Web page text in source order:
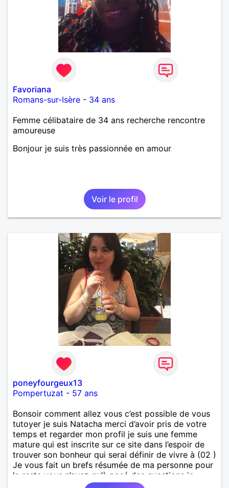
Favoriana
Romans-sur-Isère - 34 ans
Femme célibataire de 34 ans recherche rencontre
amoureuse
Bonjour je suis très passionnée en amour
Voir le profil
poneyfourgeux13
Pompertuzat - 57 ans
Bonsoir comment allez vous c’est possible de vous
tutoyer je suis Natacha merci d’avoir pris de votre
temps et regarder mon profil je suis une femme
mature qui est inscrite sur ce site dans l’espoir de
trouver son bonheur qui serai définir de vivre à (02 )
Je vous fait un brefs résumée de ma personne pour
le reste vous n’avez qu’à posé des questions je
saurai - y répondre Je suis Natacha âgée de 50 ans